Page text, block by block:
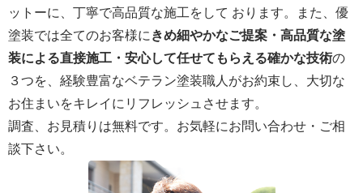
ットーに、丁寧で高品質な施工をして おります。また、優
塗装では全てのお客様にきめ細やかなご提案・高品質な塗
装による直接施工・安心して任せてもらえる確かな技術の
３つを、経験豊富なベテラン塗装職人がお約束し、大切な
お住まいをキレイにリフレッシュさせます。
調査、お見積りは無料です。お気軽にお問い合わせ・ご相
談下さい。